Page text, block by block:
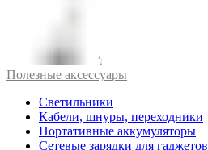
Полезные аксессуары
Светильники
Кабели, шнуры, переходники
Портативные аккумуляторы
Сетевые зарядки для гаджетов